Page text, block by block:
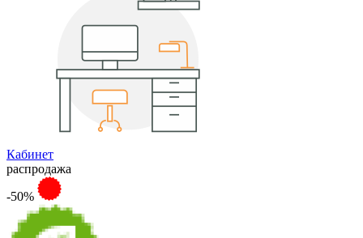
Кабинет
распродажа
-50%